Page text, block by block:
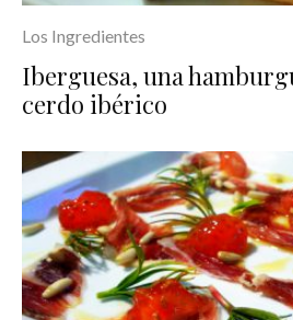
Los Ingredientes
Iberguesa, una
cerdo ibérico